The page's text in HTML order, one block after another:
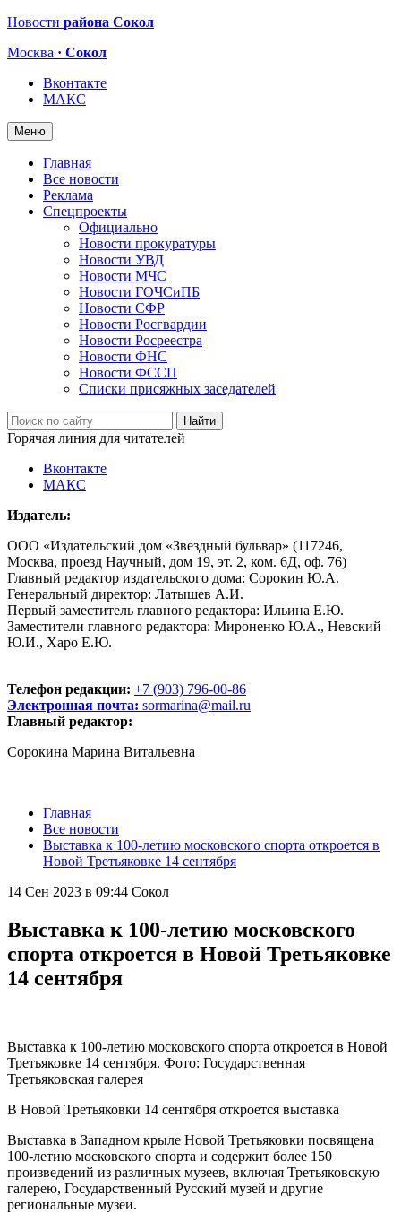
Новости района Сокол
Москва · Сокол
Вконтакте
МАКС
Меню
Главная
Все новости
Реклама
Спецпроекты
Официально
Новости прокуратуры
Новости УВД
Новости МЧС
Новости ГОЧСиПБ
Новости СФР
Новости Росгвардии
Новости Росреестра
Новости ФНС
Новости ФССП
Списки присяжных заседателей
Горячая линия для читателей
Вконтакте
МАКС
Издатель:
ООО «Издательский дом «Звездный бульвар» (117246,
Москва, проезд Научный, дом 19, эт. 2, ком. 6Д, оф. 76)
Главный редактор издательского дома: Сорокин Ю.А.
Генеральный директор: Латышев А.И.
Первый заместитель главного редактора: Ильина Е.Ю.
Заместители главного редактора: Мироненко Ю.А., Невский
Ю.И., Харо Е.Ю.
Телефон редакции: +7 (903) 796-00-86
Электронная почта: sormarina@mail.ru
Главный редактор:
Сорокина Марина Витальевна
Главная
Все новости
Выставка к 100-летию московского спорта откроется в
Новой Третьяковке 14 сентября
14 Сен 2023 в 09:44 Сокол
Выставка к 100-летию московского
спорта откроется в Новой Третьяковке
14 сентября
Выставка к 100-летию московского спорта откроется в Новой
Третьяковке 14 сентября. Фото: Государственная
Третьяковская галерея
В Новой Третьяковки 14 сентября откроется выставка
Выставка в Западном крыле Новой Третьяковки посвящена
100-летию московского спорта и содержит более 150
произведений из различных музеев, включая Третьяковскую
галерею, Государственный Русский музей и другие
региональные музеи.